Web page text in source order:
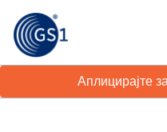
Аплицирајте